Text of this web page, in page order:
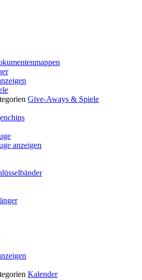
Give-Aways & Spiele
anzeigen
Kalender